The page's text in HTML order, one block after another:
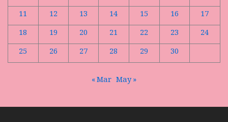
11
12 13 14 15 16
17
18
19 20 21 22 23
24
25
26 27 28 29 30
« Mar May »